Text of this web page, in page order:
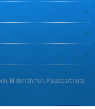
Bilderrahmen, Passepartouts